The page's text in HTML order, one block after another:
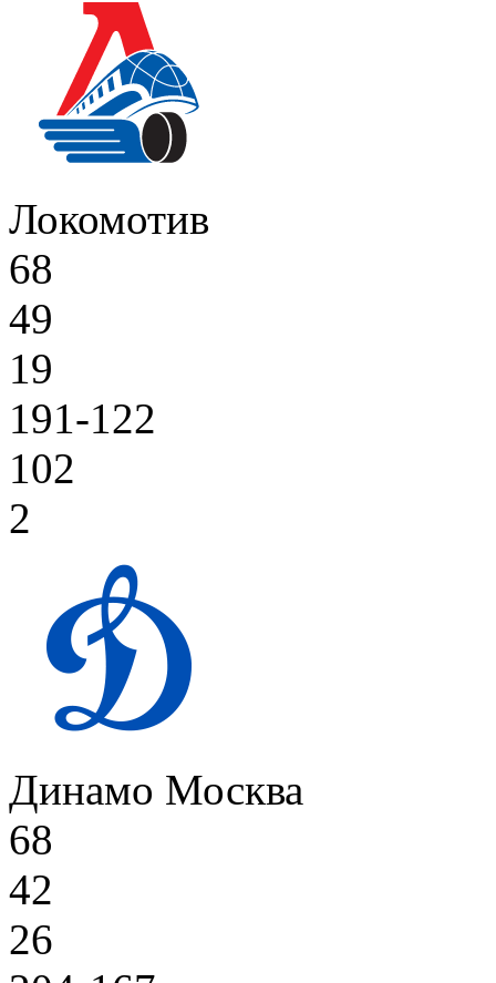
Локомотив
68
49
19
191-122
102
2
Динамо Москва
68
42
26